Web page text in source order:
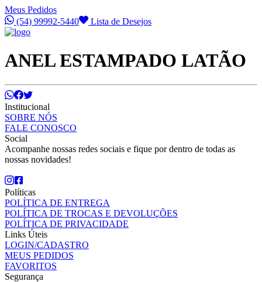
Meus Pedidos
(54) 99992-5440
Lista de Desejos
ANEL ESTAMPADO LATÃO
Institucional
SOBRE NÓS
FALE CONOSCO
Social
Acompanhe nossas redes sociais e fique por dentro de todas as
nossas novidades!
Políticas
POLÍTICA DE ENTREGA
POLÍTICA DE TROCAS E DEVOLUÇÕES
POLÍTICA DE PRIVACIDADE
Links Úteis
LOGIN/CADASTRO
MEUS PEDIDOS
FAVORITOS
Segurança